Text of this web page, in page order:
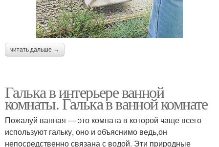
читать дальше →
Галька в интерьере ванной
комнаты. Галька в ванной комнате
Пожалуй ванная — это комната в которой чаще всего
используют гальку, оно и объяснимо ведь,он
непосредственно связана с водой. Эти природные